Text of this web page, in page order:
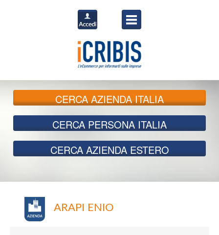
CERCAAZIENDA ITALIA
CERCA PERSONA ITALIA
CERCA AZIENDA ESTERO
ARAPI ENIO